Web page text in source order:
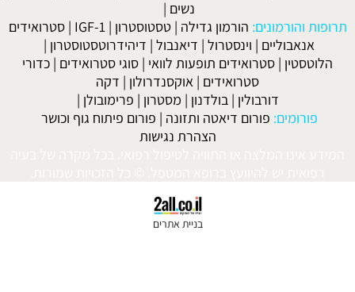
הורמון גדילה|טסטוסטרון|
IGF-1
|סטרואידים
|וינסטרול| דיאנבול|דיהידרוטסטוסטרון|
|סטרואידים תופעות לוואי|סוגי סטרואידים |כדורי
|אוקסנדרולון|דקה
בולדנון| מסטרון| פרימובולן|
פורום דיאטה ותזונה|פורום פיתוח גוף וכושר
הצהרת נגישות